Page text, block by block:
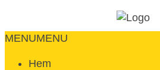
MENUMENU
Hem